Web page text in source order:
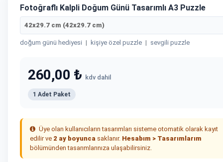
Fotoğraflı Kalpli Doğum Günü Tasarımlı A3 Puzzle
42x29.7 cm (42x29.7 cm)
doğum günü hediyesi | kişiye özel puzzle | sevgili puzzle
260,00 ₺ kdv dahil
1 Adet Paket
Üye olan kullanıcıların tasarımları sisteme otomatik olarak kayıt
edilir ve 2 ay boyunca saklanır. Hesabım > Tasarımlarım
bölümünden tasarımlarınıza ulaşabilirsiniz.